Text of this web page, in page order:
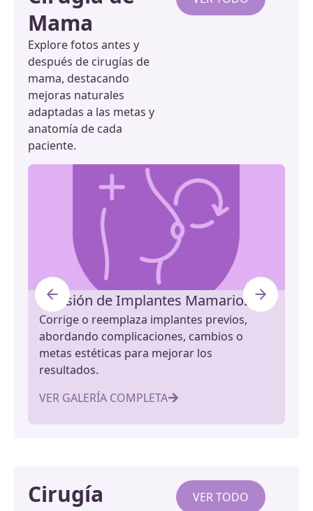
Mama
Explore fotos antes y
después de cirugías de
mama, destacando
mejoras naturales
adaptadas a las metas y
anatomía de cada
paciente.
Revisión de Implantes Mamarios
Corrige o reemplaza implantes previos,
abordando complicaciones, cambios o
metas estéticas para mejorar los
resultados.
VER GALERÍA COMPLETA
Cirugía
VER TODO